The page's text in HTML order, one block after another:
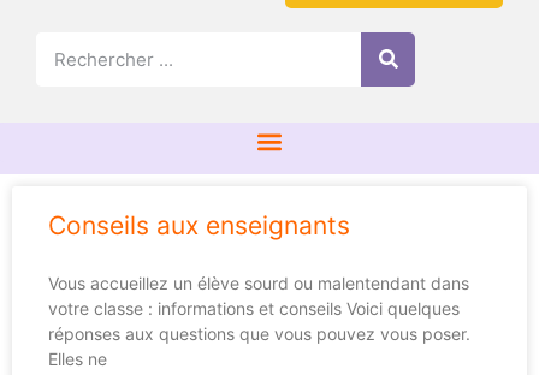
Conseils aux enseignants
Vous accueillez un élève sourd ou malentendant dans
votre classe : informations et conseils Voici quelques
réponses aux questions que vous pouvez vous poser.
Elles ne